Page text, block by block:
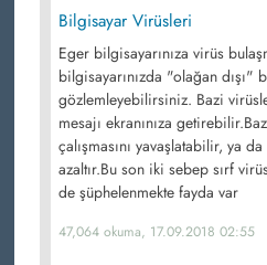
Bilgisayar Virüsleri
Eger bilgisayarınıza virüs
bilgisayarınızda "olağan dışı"
gözlemleyebilirsiniz. Bazi
mesajı ekranınıza
çalışmasını yavaşlatabilir, ya da
azaltır.Bu son iki sebep sırf
de şüphelenmekte fayda var
47,064 okuma, 17.09.2018 02:55